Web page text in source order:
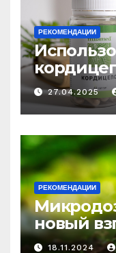
РЕКОМЕНДАЦИИ
средство
и
27.04.2025
РЕКОМЕНДАЦИИ
новый
18.11.2024